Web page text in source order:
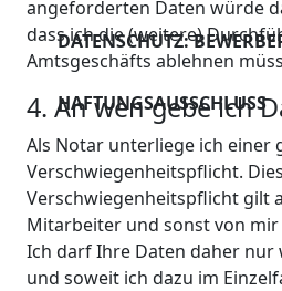
DATENSCHUTZ:
HAFTUNGSAUSSCHLUSS
angeforderten Daten würde
dass ich die (weitere)
Amtsgeschäfts ablehnen
4. An wen gebe ich
Als Notar unterliege ich einer
Verschwiegenheitspflicht.
Verschwiegenheitspflicht gilt
Mitarbeiter und sonst von
Ich darf Ihre Daten daher nur
und soweit ich dazu im